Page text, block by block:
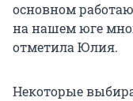
основном
на нашем юге
отметила Юлия.
Некоторые